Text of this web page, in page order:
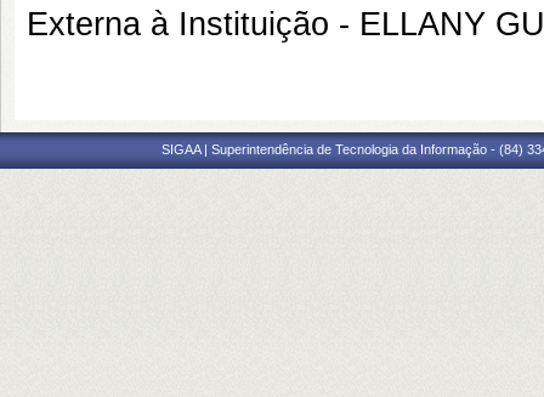
Externa à Instituição - ELLANY
SIGAA | Superintendência de Tecnologia da Informação - (84)